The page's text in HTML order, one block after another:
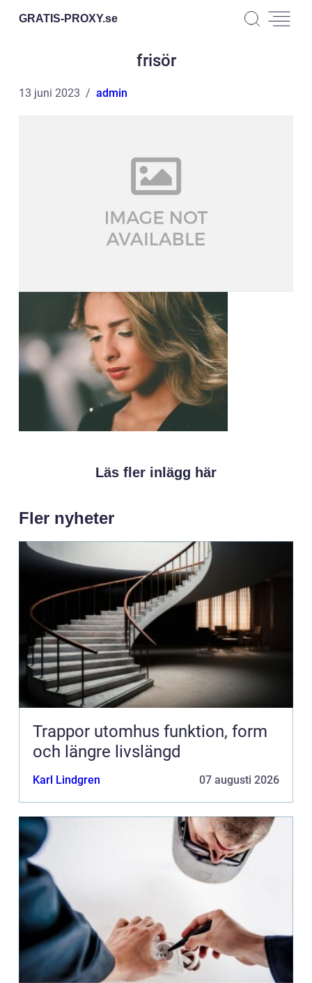
GRATIS-PROXY.se
frisör
13 juni 2023 admin
Läs fler inlägg här
Fler nyheter
Trappor utomhus funktion, form
och längre livslängd
Karl Lindgren 07 augusti 2026